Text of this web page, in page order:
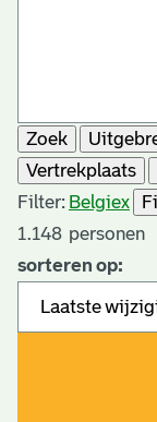
Zoek
Vertrekplaats
Filter: Belgiex
1.148 personen
sorteren op: